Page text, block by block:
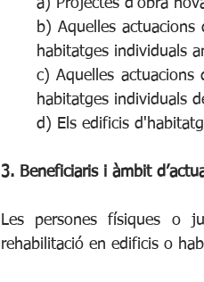
a) Projectes d’obra
b) Aquelles
habitatges individuals
c) Aquelles
habitatges individuals
d) Els edificis
3. Beneficiaris i àmbit
Les persones físiques o
rehabilitació en edificis o